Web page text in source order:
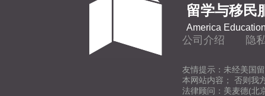
留学与移民
America
公司介绍 隐
友情提示：未经美国
本网站内容； 否则我
法律顾问：美麦德(北